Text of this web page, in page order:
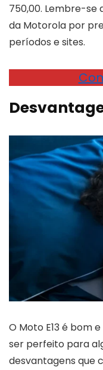
750,00. Lembre-se
da Motorola por
períodos e sites.
O Moto E13 é bom
ser perfeito para
desvantagens que